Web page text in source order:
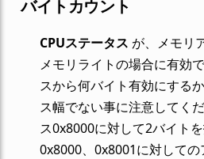
バイトカウント
CPUステータス が、メモリ
メモリライトの場合に有効
スから何バイト有効にする
ス幅でない事に注意してく
ス0x8000に対して2バイトを
0x8000、0x8001に対して